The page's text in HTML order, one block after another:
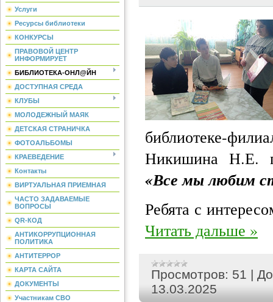
Услуги
Ресурсы библиотеки
КОНКУРСЫ
ПРАВОВОЙ ЦЕНТР
ИНФОРМИРУЕТ
БИБЛИОТЕКА-ОНЛ@ЙН
ДОСТУПНАЯ СРЕДА
КЛУБЫ
МОЛОДЕЖНЫЙ МАЯК
ДЕТСКАЯ СТРАНИЧКА
ФОТОАЛЬБОМЫ
КРАЕВЕДЕНИЕ
Контакты
ВИРТУАЛЬНАЯ ПРИЕМНАЯ
ЧАСТО ЗАДАВАЕМЫЕ
ВОПРОСЫ
QR-КОД
АНТИКОРРУПЦИОННАЯ
ПОЛИТИКА
АНТИТЕРРОР
КАРТА САЙТА
ДОКУМЕНТЫ
Участникам СВО
библиотеке-
Никишина Н.Е.
«Все мы любим
Ребята с
Читать дальше »
Просмотров: 51 |
13.03.2025